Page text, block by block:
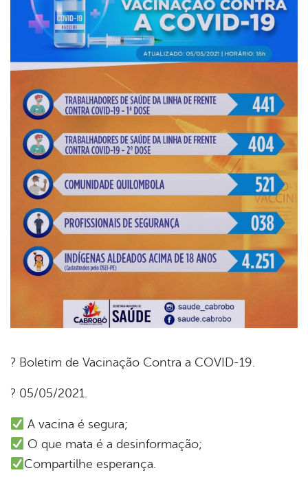
? Boletim de Vacinação Contra a COVID-19.
? 05/05/2021.
A vacina é segura;
O que mata é a desinformação;
Compartilhe esperança.